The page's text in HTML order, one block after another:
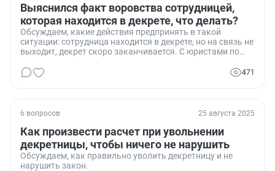
Выяснился факт воровства сотрудницей,
которая находится в декрете, что делать?
Обсуждаем, какие действия предпринять в такой
ситуации: сотрудница находится в декрете, но на связь не
выходит, декрет скоро заканчивается. С юристами по
471
6 вопросов 25 августа 2025
Как произвести расчет при увольнении
декретницы, чтобы ничего не нарушить
Обсуждаем, как правильно уволить декретницу и не
нарушить закон.